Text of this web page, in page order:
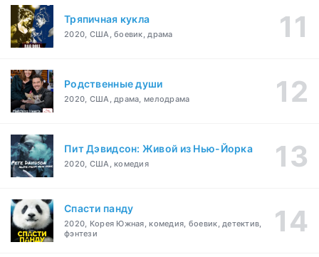
Тряпичная кукла
2020, США, боевик, драма
Родственные души
2020, США, драма, мелодрама
Пит Дэвидсон: Живой из Нью-Йорка
2020, США, комедия
Спасти панду
2020, Корея Южная, комедия, боевик, детектив,
фэнтези